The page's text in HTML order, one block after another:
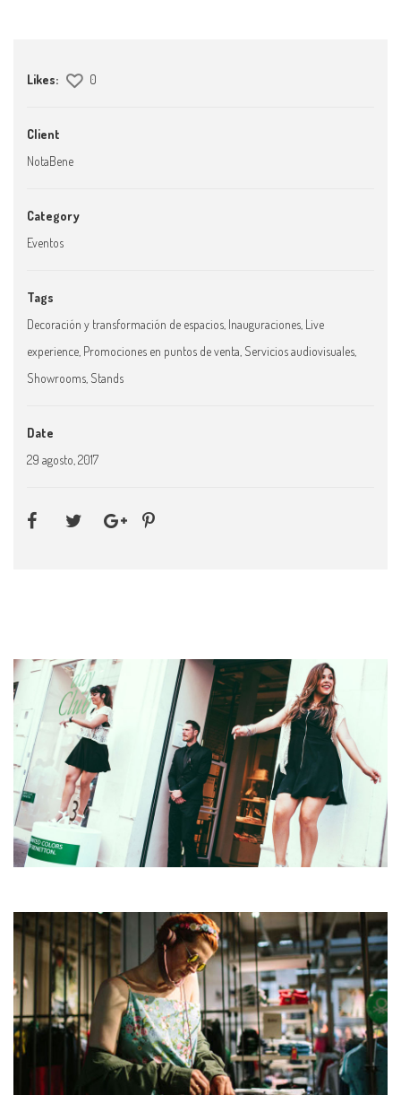
Likes: 0
Client
NotaBene
Category
Eventos
Tags
Decoración y transformación de espacios Inauguraciones Live
experience Promociones en puntos de venta Servicios audiovisuales
Showrooms Stands
Date
29 agosto, 2017